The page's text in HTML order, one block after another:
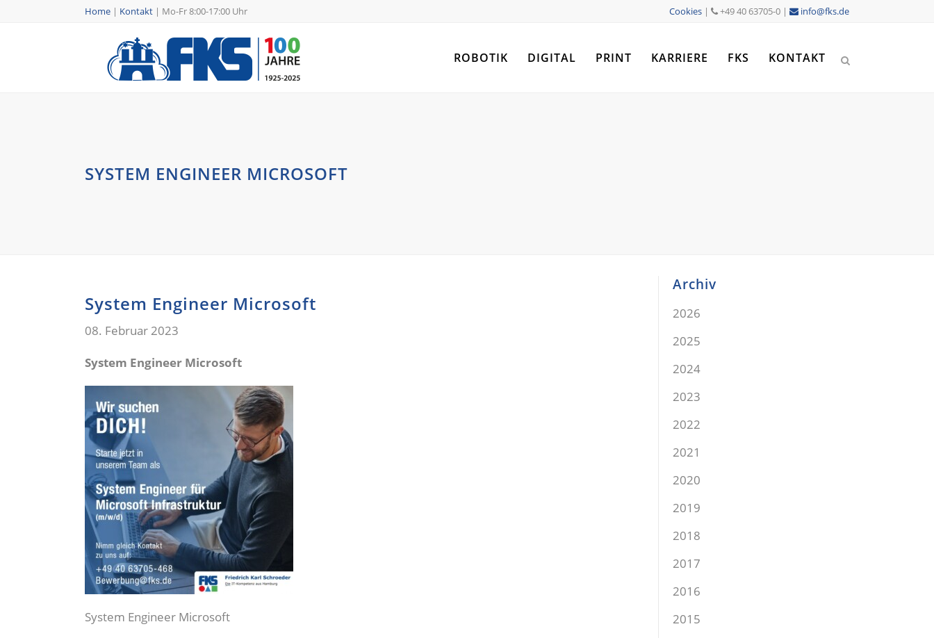
Home | Kontakt | Mo-Fr 8:00-17:00 Uhr Cookies | +49 40 63705-0 | info@fks.de
ROBOTIK DIGITAL PRINT KARRIERE FKS KONTAKT
SYSTEM ENGINEER MICROSOFT
System Engineer Microsoft
08. Februar 2023
System Engineer Microsoft
System Engineer Microsoft
Archiv
2026
2025
2024
2023
2022
2021
2020
2019
2018
2017
2016
2015